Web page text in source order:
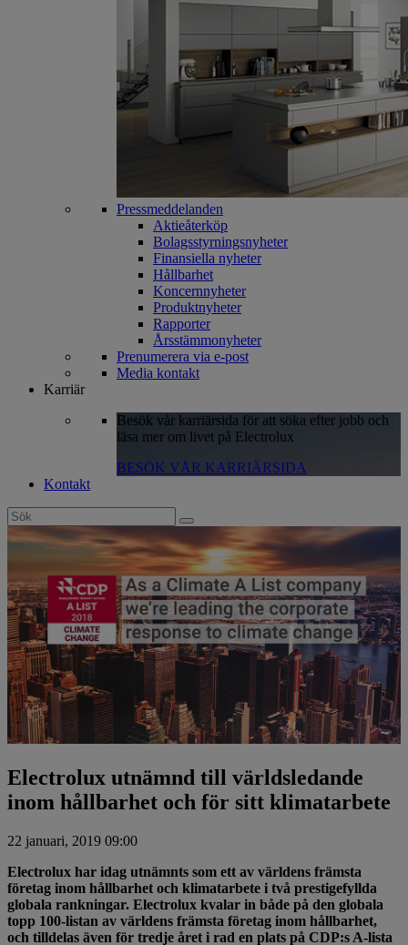
Pressmeddelanden
Aktieåterköp
Bolagsstyrningsnyheter
Finansiella nyheter
Hållbarhet
Koncernnyheter
Produktnyheter
Rapporter
Årsstämmonyheter
Prenumerera via e-post
Media kontakt
Karriär
Besök vår karriärsida för att söka efter jobb och
läsa mer om livet på Electrolux
BESÖK VÅR KARRIÄRSIDA
Kontakt
Search
for:
Electrolux utnämnd till världsledande
inom hållbarhet och för sitt klimatarbete
22 januari, 2019 09:00
Electrolux har idag utnämnts som ett av världens främsta
företag inom hållbarhet och klimatarbete i två prestigefyllda
globala rankningar. Electrolux kvalar in både på den globala
topp 100-listan av världens främsta företag inom hållbarhet,
och tilldelas även för tredje året i rad en plats på CDP:s A-lista